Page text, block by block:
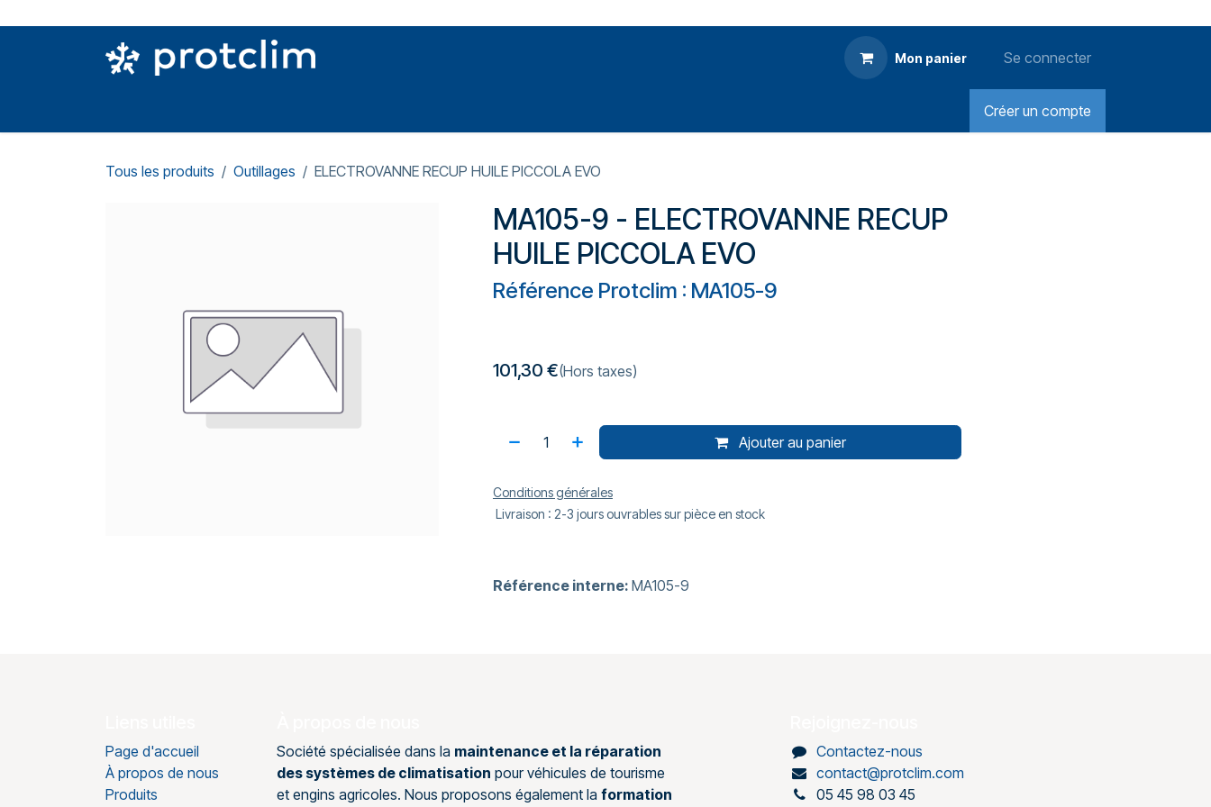
Mon panier Se connecter
Créer un compte
Tous les produits Outillages ELECTROVANNE RECUP HUILE PICCOLA EVO
MA105-9 - ELECTROVANNE RECUP
HUILE PICCOLA EVO
Référence Protclim : MA105-9
101,30 €(Hors taxes)
Ajouter au panier
Conditions générales
Livraison : 2-3 jours ouvrables sur pièce en stock
Référence interne: MA105-9
Page d'accueil
À propos de nous
Produits
Société spécialisée dans la maintenance et la réparation
des systèmes de climatisation pour véhicules de tourisme
et engins agricoles. Nous proposons également la formation
Contactez-nous
contact@protclim.com
05 45 98 03 45